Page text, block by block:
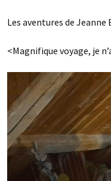
Les aventures de
<Magnifique voyage, je